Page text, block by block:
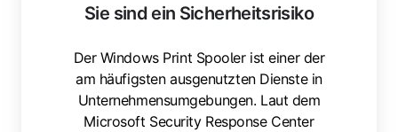
Sie sind ein Sicherheitsrisiko
Der Windows Print Spooler ist einer der
am häufigsten ausgenutzten Dienste in
Unternehmensumgebungen. Laut dem
Microsoft Security Response Center